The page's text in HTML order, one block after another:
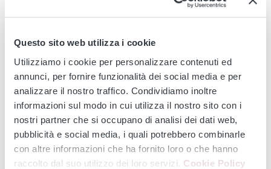
Questo sito web utilizza i cookie
Utilizziamo i cookie per personalizzare contenuti ed
annunci, per fornire funzionalità dei social media e per
analizzare il nostro traffico. Condividiamo inoltre
informazioni sul modo in cui utilizza il nostro sito con i
nostri partner che si occupano di analisi dei dati web,
pubblicità e social media, i quali potrebbero combinarle
con altre informazioni che ha fornito loro o che hanno
raccolto dal suo utilizzo dei loro servizi. Cookie Policy
Media
News